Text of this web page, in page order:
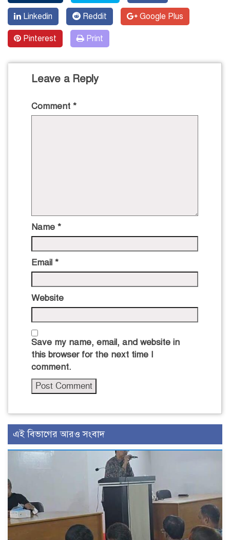
Linkedin Reddit Google Plus
Pinterest Print
Leave a Reply
Comment *
Name *
Email *
Website
Save my name, email, and website in
this browser for the next time I
comment.
এই বিভাগের আরও সংবাদ